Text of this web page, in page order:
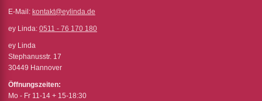
E-Mail: kontakt@eylinda.de
ey Linda: 0511 - 76 170 180
ey Linda
Stephanusstr. 17
30449 Hannover
Öffnungszeiten:
Mo - Fr 11-14 + 15-18:30